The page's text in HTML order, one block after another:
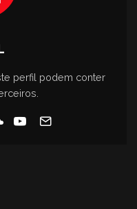
perfil podem conter